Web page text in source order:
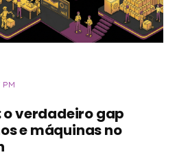
o verdadeiro gap
e máquinas no